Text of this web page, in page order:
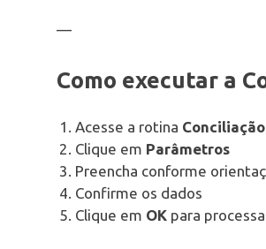
—
Como executar a
Acesse a rotina
Clique em Parâmetros
Preencha conforme
Confirme os dados
Clique em OK para